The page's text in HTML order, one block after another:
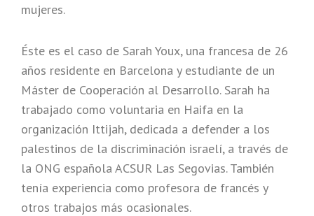
mujeres.
Éste es el caso de Sarah Youx, una francesa de 26
años residente en Barcelona y estudiante de un
Máster de Cooperación al Desarrollo. Sarah ha
trabajado como voluntaria en Haifa en la
organización Ittijah, dedicada a defender a los
palestinos de la discriminación israelí, a través de
la ONG española ACSUR Las Segovias. También
tenía experiencia como profesora de francés y
otros trabajos más ocasionales.